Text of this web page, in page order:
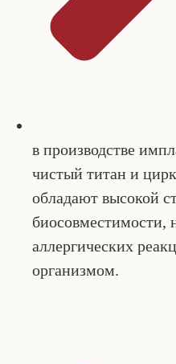
в производстве
чистый титан и
обладают высокой
биосовместимости,
аллергических
организмом.